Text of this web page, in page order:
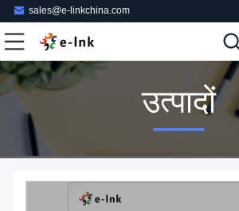
sales@e-linkchina.com
उत्पादों